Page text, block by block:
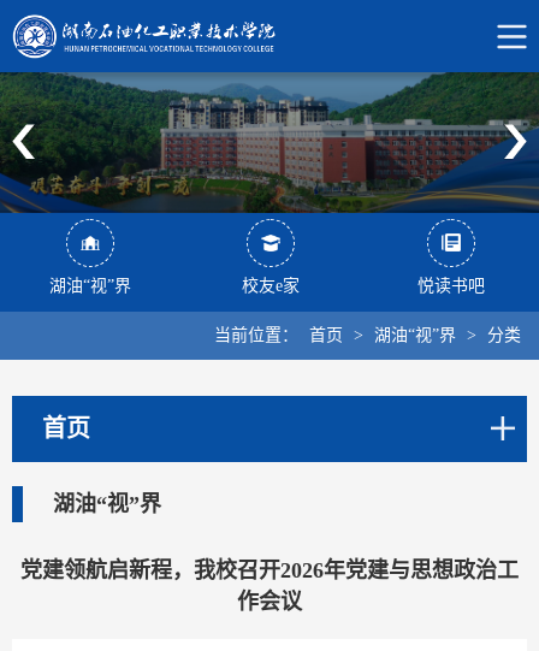
湖油“视”界 校友e家 悦读书吧
当前位置： 首页 > 湖油“视”界 > 分类
首页
湖油“视”界
党建领航启新程，我校召开2026年党建与思想政治工
作会议